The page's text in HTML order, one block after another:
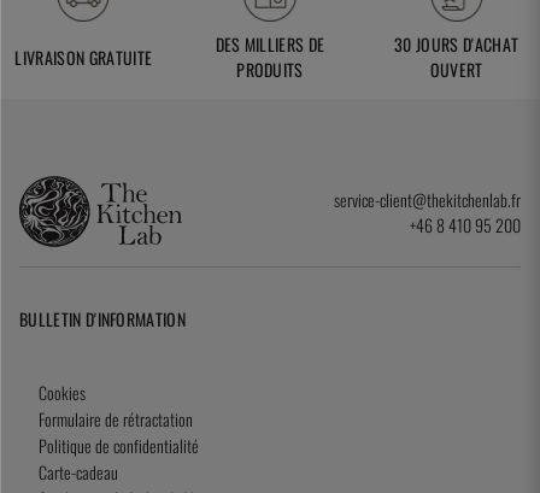
LIVRAISON GRATUITE
DES MILLIERS DE
PRODUITS
30 JOURS D'ACHAT
OUVERT
service-client@thekitchenlab.fr
+46 8 410 95 200
BULLETIN D'INFORMATION
Cookies
Formulaire de rétractation
Politique de confidentialité
Carte-cadeau